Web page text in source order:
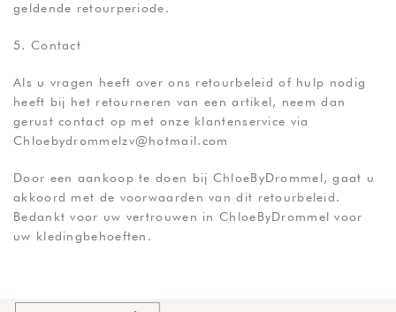
geldende retourperiode.
5. Contact
Als u vragen heeft over ons retourbeleid of hulp nodig
heeft bij het retourneren van een artikel, neem dan
gerust contact op met onze klantenservice via
Chloebydrommelzv@hotmail.com
Door een aankoop te doen bij ChloeByDrommel, gaat u
akkoord met de voorwaarden van dit retourbeleid.
Bedankt voor uw vertrouwen in ChloeByDrommel voor
uw kledingbehoeften.